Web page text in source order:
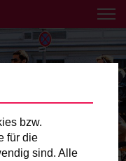
deiner Nähe aus!
und
bzw.
für die
sind. Alle